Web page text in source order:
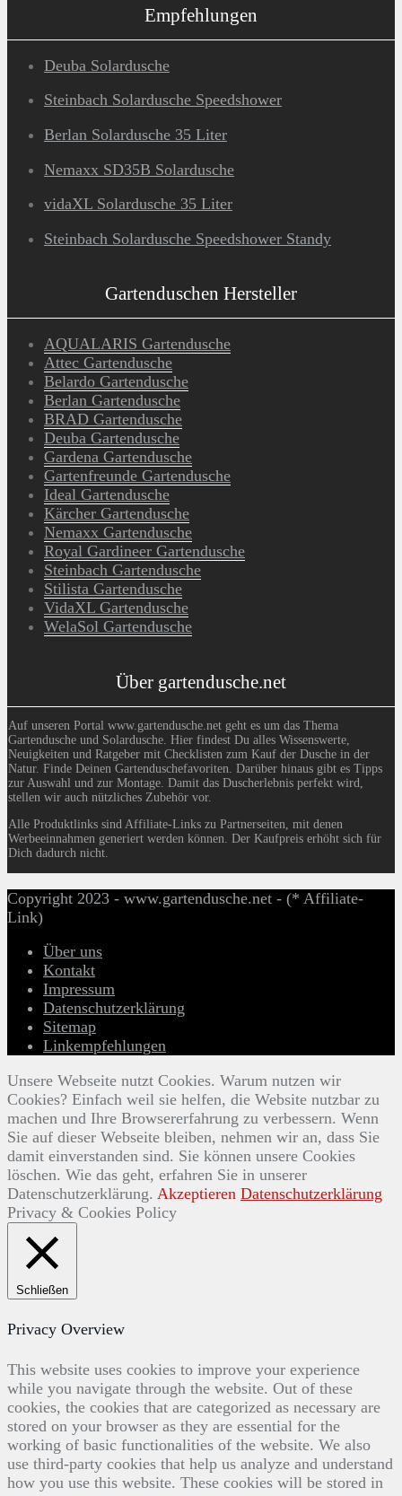
Empfehlungen
Deuba Solardusche
Steinbach Solardusche Speedshower
Berlan Solardusche 35 Liter
Nemaxx SD35B Solardusche
vidaXL Solardusche 35 Liter
Steinbach Solardusche Speedshower Standy
Gartenduschen Hersteller
AQUALARIS Gartendusche
Attec Gartendusche
Belardo Gartendusche
Berlan Gartendusche
BRAD Gartendusche
Deuba Gartendusche
Gardena Gartendusche
Gartenfreunde Gartendusche
Ideal Gartendusche
Kärcher Gartendusche
Nemaxx Gartendusche
Royal Gardineer Gartendusche
Steinbach Gartendusche
Stilista Gartendusche
VidaXL Gartendusche
WelaSol Gartendusche
Über gartendusche.net
Auf unseren Portal www.gartendusche.net geht es um das Thema
Gartendusche und Solardusche. Hier findest Du alles Wissenswerte,
Neuigkeiten und Ratgeber mit Checklisten zum Kauf der Dusche in der
Natur. Finde Deinen Gartenduschefavoriten. Darüber hinaus gibt es Tipps
zur Auswahl und zur Montage. Damit das Duscherlebnis perfekt wird,
stellen wir auch nützliches Zubehör vor.
Alle Produktlinks sind Affiliate-Links zu Partnerseiten, mit denen
Werbeeinnahmen generiert werden können. Der Kaufpreis erhöht sich für
Dich dadurch nicht.
Copyright 2023 - www.gartendusche.net - (* Affiliate-
Link)
Über uns
Kontakt
Impressum
Datenschutzerklärung
Sitemap
Linkempfehlungen
Unsere Webseite nutzt Cookies. Warum nutzen wir
Cookies? Einfach weil sie helfen, die Website nutzbar zu
machen und Ihre Browsererfahrung zu verbessern. Wenn
Sie auf dieser Webseite bleiben, nehmen wir an, dass Sie
damit einverstanden sind. Sie können unsere Cookies
löschen. Wie das geht, erfahren Sie in unserer
Datenschutzerklärung. Akzeptieren Datenschutzerklärung
Privacy & Cookies Policy
Schließen
Privacy Overview
This website uses cookies to improve your experience
while you navigate through the website. Out of these
cookies, the cookies that are categorized as necessary are
stored on your browser as they are essential for the
working of basic functionalities of the website. We also
use third-party cookies that help us analyze and understand
how you use this website. These cookies will be stored in